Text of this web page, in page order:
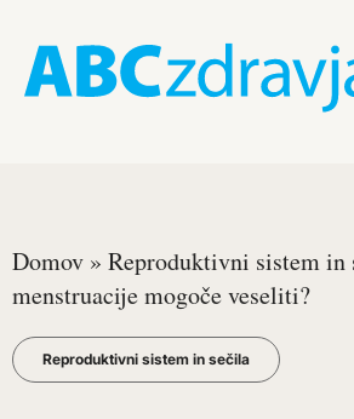
Domov » Reproduktivni sistem in
menstruacije mogoče veseliti?
Reproduktivni sistem in sečila